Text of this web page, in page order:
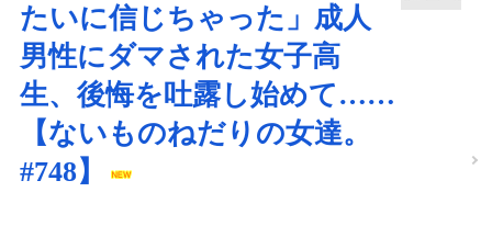
たいに信じちゃった」成人
男性にダマされた女子高
生、後悔を吐露し始めて……
【ないものねだりの女達。
#748】